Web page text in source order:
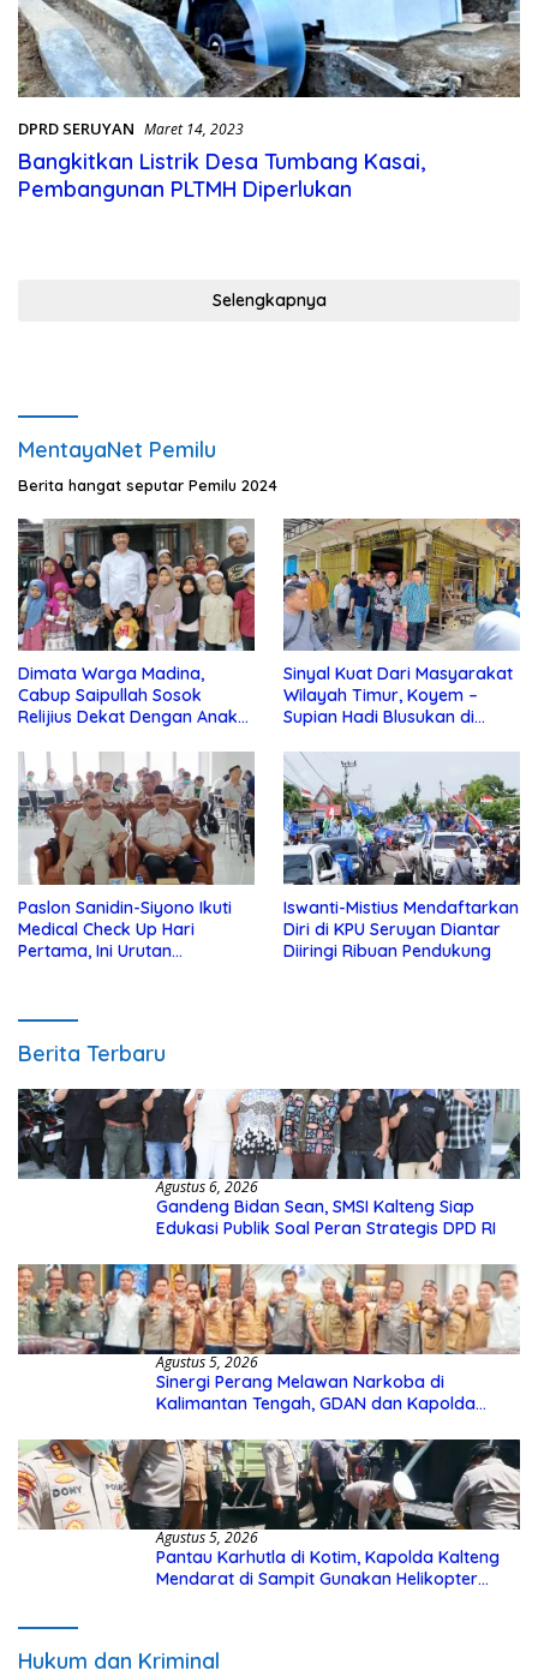
DPRD SERUYAN Maret 14, 2023
Bangkitkan Listrik Desa Tumbang Kasai,
Pembangunan PLTMH Diperlukan
Selengkapnya
MentayaNet Pemilu
Berita hangat seputar Pemilu 2024
Dimata Warga Madina,
Cabup Saipullah Sosok
Relijius Dekat Dengan Anak
Sinyal Kuat Dari Masyarakat
Wilayah Timur, Koyem –
Supian Hadi Blusukan di
Paslon Sanidin-Siyono Ikuti
Medical Check Up Hari
Pertama, Ini Urutan
Iswanti-Mistius Mendaftarkan
Diri di KPU Seruyan Diantar
Diiringi Ribuan Pendukung
Berita Terbaru
Agustus 6, 2026
Gandeng Bidan Sean, SMSI Kalteng Siap
Edukasi Publik Soal Peran Strategis DPD RI
Agustus 5, 2026
Sinergi Perang Melawan Narkoba di
Kalimantan Tengah, GDAN dan Kapolda
Agustus 5, 2026
Pantau Karhutla di Kotim, Kapolda Kalteng
Mendarat di Sampit Gunakan Helikopter
Hukum dan Kriminal